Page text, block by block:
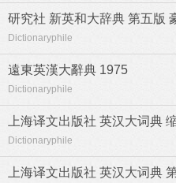
研究社 新英和大辞典 第五版
Dictionaryphile
遠東英漢大辭典 1975
Dictionaryphile
上海译文出版社 英汉大词典
Dictionaryphile
上海译文出版社 英汉大词典